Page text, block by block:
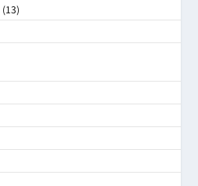
(13)